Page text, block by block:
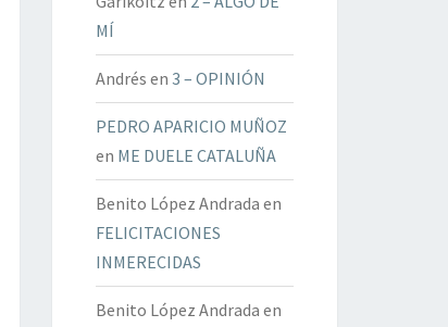
MÍ
Andrés en 3 – OPINIÓN
PEDRO APARICIO MUÑOZ
en ME DUELE CATALUÑA
Benito López Andrada en
FELICITACIONES
INMERECIDAS
Benito López Andrada en